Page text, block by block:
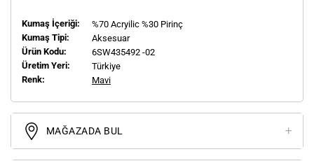
Kumaş İçeriği:
%70 Acryilic %30 Pirinç
Kumaş Tipi:
Aksesuar
Ürün Kodu:
6SW435492 -02
Üretim Yeri:
Türkiye
Renk:
Mavi
MAĞAZADA BUL